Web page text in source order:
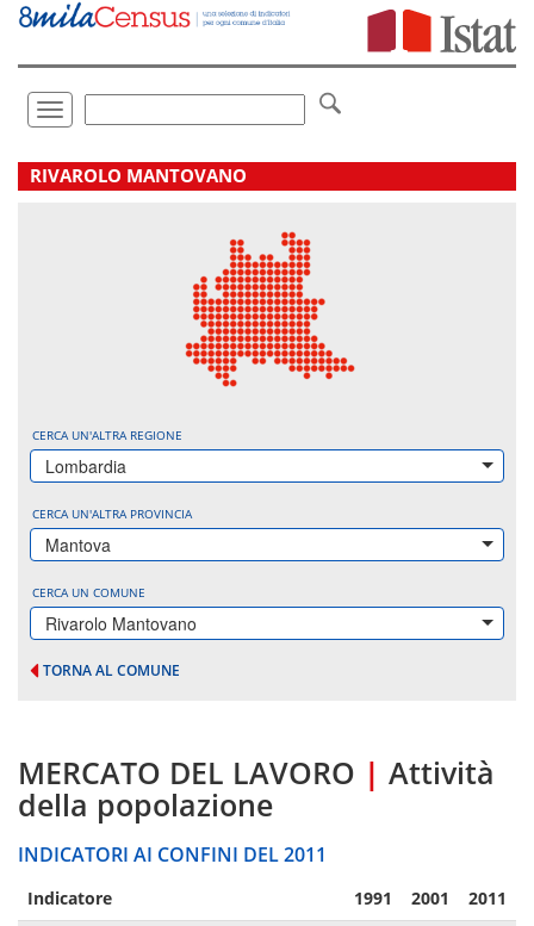
Vai
direttamente
Toggle
navigation
.
RIVAROLO MANTOVANO
CERCA UN'ALTRA REGIONE
Lombardia
CERCA UN'ALTRA PROVINCIA
Mantova
CERCA UN COMUNE
Rivarolo Mantovano
TORNA AL COMUNE
MERCATO DEL LAVORO | Attività
della popolazione
INDICATORI AI CONFINI DEL 2011
Indicatore 1991 2001 2011